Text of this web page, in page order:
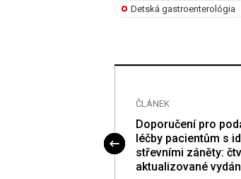
Detská gastroenterológia
ČLÁNEK
Doporučení pro
léčby pa­cientům s
střevními záněty:
aktualizované vydán